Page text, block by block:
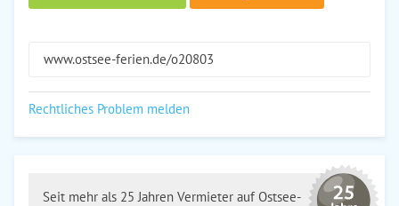
www.ostsee-ferien.de/o20803
Rechtliches Problem melden
Seit mehr als 25 Jahren Vermieter auf Ostsee-